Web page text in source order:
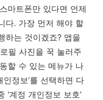
마트폰만 있다면 언제
다. 가장 먼저 해야 할
하는 것이겠죠? 앱을
필 사진을 꾹 눌러주
할 수 있는 메뉴가 나
정보’를 선택하면 다
‘계정 개인정보 보호’